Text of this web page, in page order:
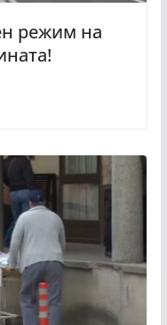
режим на